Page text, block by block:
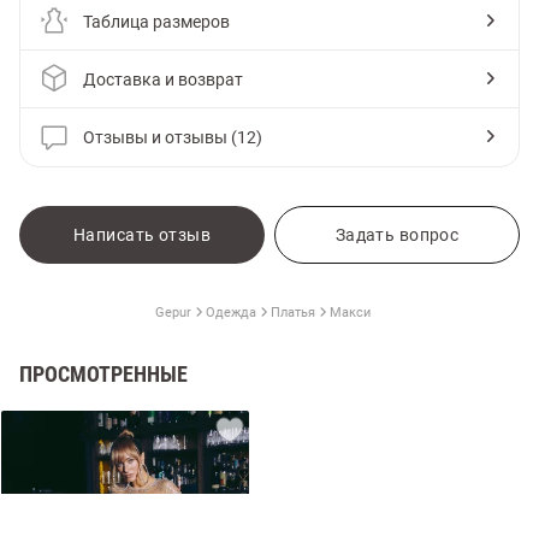
Таблица размеров
Доставка и возврат
Отзывы и отзывы (12)
Написать отзыв Задать вопрос
Gepur Одежда Платья Макси
ПРОСМОТРЕННЫЕ